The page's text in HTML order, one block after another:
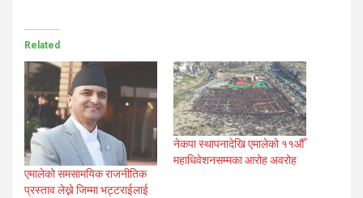
Related
एमालेको समसामयिक राजनीतिक
प्रस्ताव लेख्ने जिम्मा भट्टराईलाई
नेकपा स्थापनादेखि एमालेको ११औँ
महाधिवेशनसम्मका आरोह अवरोह